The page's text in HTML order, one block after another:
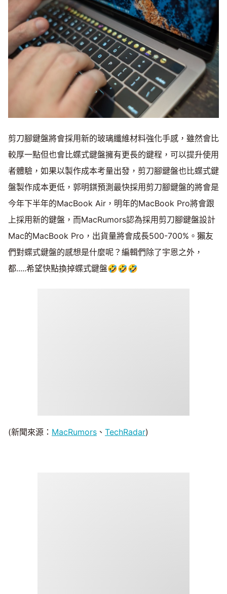
剪刀腳鍵盤將會採用新的玻璃纖維材料強化手感，雖然會比
較厚一點但也會比蝶式鍵盤擁有更長的鍵程，可以提升使用
者體驗，如果以製作成本考量出發，剪刀腳鍵盤也比蝶式鍵
盤製作成本更低，郭明錤預測最快採用剪刀腳鍵盤的將會是
今年下半年的MacBook Air，明年的MacBook Pro將會跟
上採用新的鍵盤，而MacRumors認為採用剪刀腳鍵盤設計
Mac的MacBook Pro，出貨量將會成長500-700%。獺友
們對蝶式鍵盤的感想是什麼呢？編輯們除了宇恩之外，
都.....希望快點換掉蝶式鍵盤🤣🤣🤣
(新聞來源： MacRumors 、 TechRadar)